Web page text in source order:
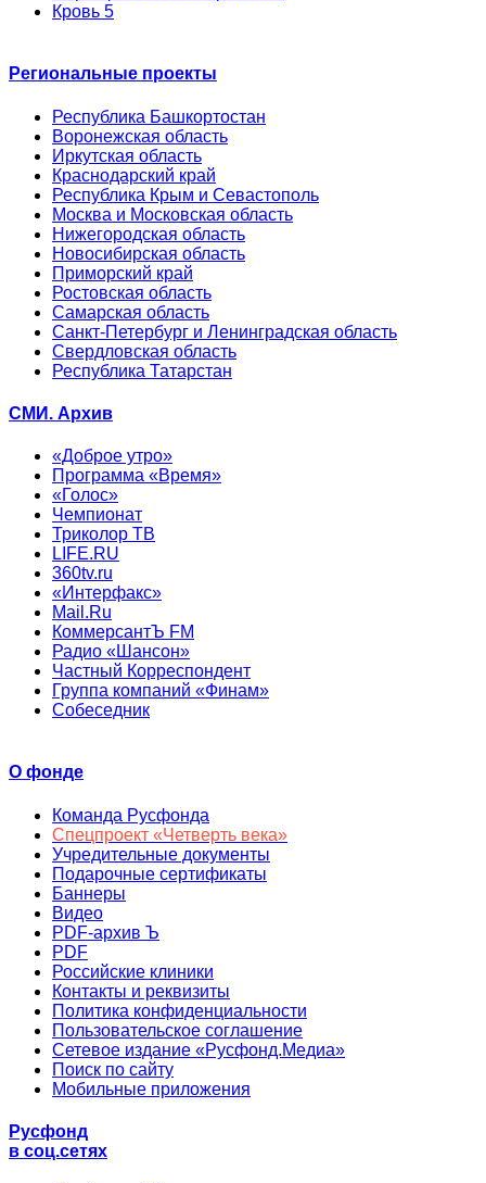
Кровь 5
Региональные проекты
Республика Башкортостан
Воронежская область
Иркутская область
Краснодарский край
Республика Крым и Севастополь
Москва и Московская область
Нижегородская область
Новосибирская область
Приморский край
Ростовская область
Самарская область
Санкт-Петербург и Ленинградская область
Свердловская область
Республика Татарстан
СМИ. Архив
«Доброе утро»
Программа «Время»
«Голос»
Чемпионат
Триколор ТВ
LIFE.RU
360tv.ru
«Интерфакс»
Mail.Ru
КоммерсантЪ FM
Радио «Шансон»
Частный Корреспондент
Группа компаний «Финам»
Собеседник
О фонде
Команда Русфонда
Спецпроект «Четверть века»
Учредительные документы
Подарочные сертификаты
Баннеры
Видео
PDF-архив Ъ
PDF
Российские клиники
Контакты и реквизиты
Политика конфиденциальности
Пользовательское соглашение
Сетевое издание «Русфонд.Медиа»
Поиск по сайту
Мобильные приложения
Русфонд
в соц.сетях